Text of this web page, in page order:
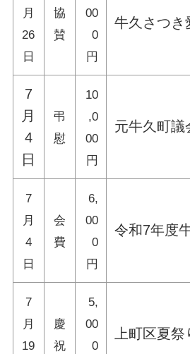
月
26
日
協
賛
00
0
円
牛久さつき
7
月
4
日
弔
慰
10
,0
00
円
元牛久町議
7
月
4
日
会
費
6,
00
0
円
令和7年度
7
月
19
慶
祝
5,
00
0
上町区夏祭